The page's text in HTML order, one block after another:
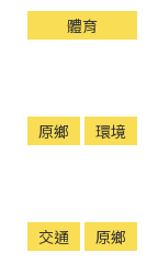
體育
原鄉 環境
交通 原鄉